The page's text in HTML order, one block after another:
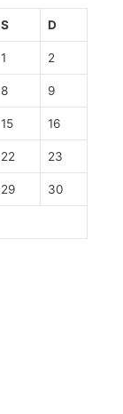
S D
1 2
8 9
15 16
22 23
29 30